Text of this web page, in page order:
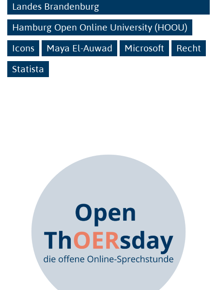
Landes Brandenburg
Hamburg Open Online University (HOOU)
Icons
Maya El-Auwad Microsoft
Recht
Statista